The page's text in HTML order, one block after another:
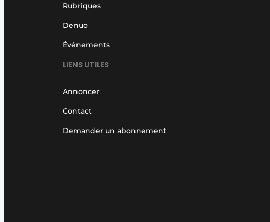
Rubriques
Denuo
Événements
LIENS UTILES
Annoncer
Contact
Demander un abonnement